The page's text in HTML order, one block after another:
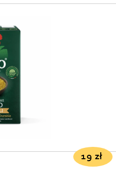
19 zł